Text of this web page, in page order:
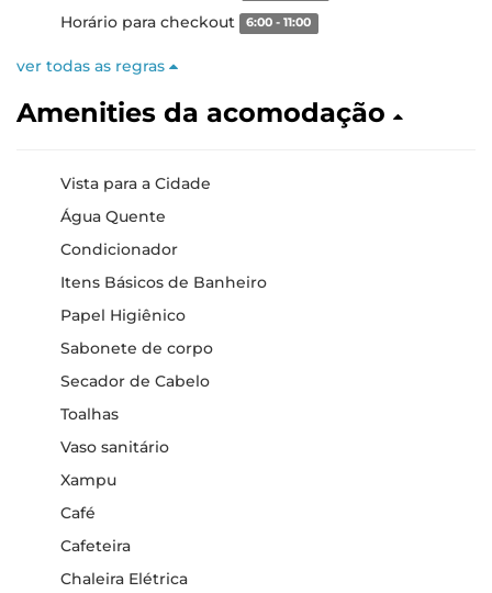
Horário para checkout 6:00 - 11:00
ver todas as regras
Amenities da acomodação
Vista para a Cidade
Água Quente
Condicionador
Itens Básicos de Banheiro
Papel Higiênico
Sabonete de corpo
Secador de Cabelo
Toalhas
Vaso sanitário
Xampu
Café
Cafeteira
Chaleira Elétrica